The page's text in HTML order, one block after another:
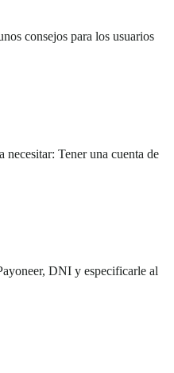
consejos para los usuarios
necesitar: Tener una cuenta de
DNI y especificarle al